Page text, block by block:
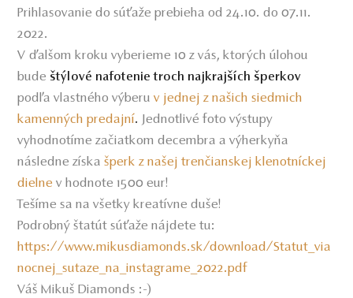
Prihlasovanie do súťaže prebieha od 24.10. do 07.11.
2022.
V ďalšom kroku vyberieme 10 z vás, ktorých úlohou
bude štýlové nafotenie troch najkrajších šperkov
podľa vlastného výberuv jednej z našich siedmich
kamenných predajní. Jednotlivé foto výstupy
vyhodnotíme začiatkom decembra a výherkyňa
následne získa šperk z našej trenčianskej klenotníckej
dielne v hodnote 1500 eur!
Tešíme sa na všetky kreatívne duše!
Podrobný štatút súťaže nájdete tu:
https://www.mikusdiamonds.sk/download/Statut_via
nocnej_sutaze_na_instagrame_2022.pdf
Váš Mikuš Diamonds :-)